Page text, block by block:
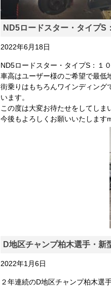
ND5ロードスター・タイプS
2022年6月18日
ND5ロードスター・タイプS：１
車高はユーザー様のご希望で最低
街乗りはもちろんワインディング
います。
この度は大変お待たせをしてしま
今後もよろしくお願いいたします
D地区チャンプ柏木選手・新
2022年1月6日
２年連続のD地区チャンプ柏木選